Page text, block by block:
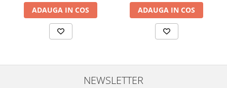
ADAUGA IN COS ADAUGA IN COS
NEWSLETTER